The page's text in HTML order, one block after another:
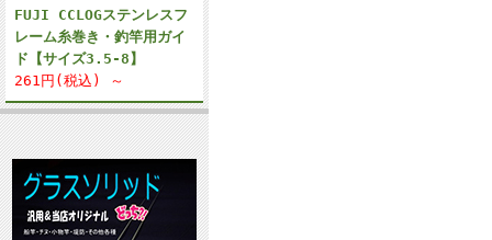
FUJI CCLOGステンレスフ
レーム糸巻き・釣竿用ガイ
ド【サイズ3.5-8】
261円(税込) ～